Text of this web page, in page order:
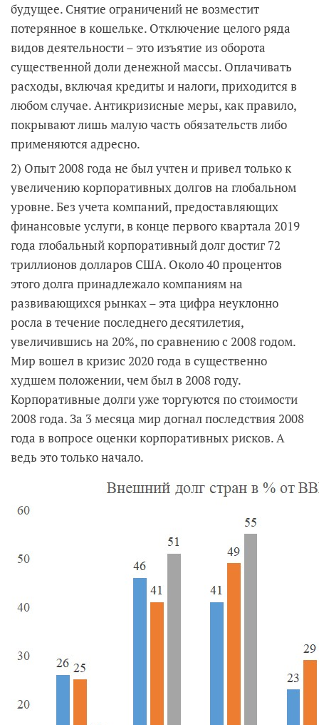
будущее. Снятие ограничений не возместит
потерянное в кошельке. Отключение целого ряда
видов деятельности – это изъятие из оборота
существенной доли денежной массы. Оплачивать
расходы, включая кредиты и налоги, приходится в
любом случае. Антикризисные меры, как правило,
покрывают лишь малую часть обязательств либо
применяются адресно.
2) Опыт 2008 года не был учтен и привел только к
увеличению корпоративных долгов на глобальном
уровне. Без учета компаний, предоставляющих
финансовые услуги, в конце первого квартала 2019
года глобальный корпоративный долг достиг 72
триллионов долларов США. Около 40 процентов
этого долга принадлежало компаниям на
развивающихся рынках – эта цифра неуклонно
росла в течение последнего десятилетия,
увеличившись на 20%, по сравнению с 2008 годом.
Мир вошел в кризис 2020 года в существенно
худшем положении, чем был в 2008 году.
Корпоративные долги уже торгуются по стоимости
2008 года. За 3 месяца мир догнал последствия 2008
года в вопросе оценки корпоративных рисков. А
ведь это только начало.